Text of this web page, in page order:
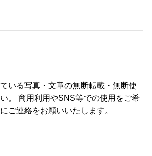
いる写真・文章の無断転載・無断使
。 商用利用やSNS等での使用をご希
ご連絡をお願いいたします。